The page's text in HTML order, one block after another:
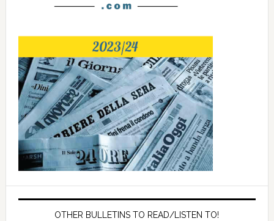
OTHER BULLETINS TO READ/LISTEN TO!